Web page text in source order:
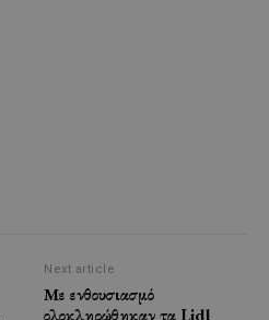
Next article
Με ενθουσιασμό
ολοκληρώθηκαν τα Lidl